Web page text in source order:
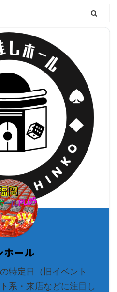
ホール
特定日（旧イベント
系・来店などに注目し